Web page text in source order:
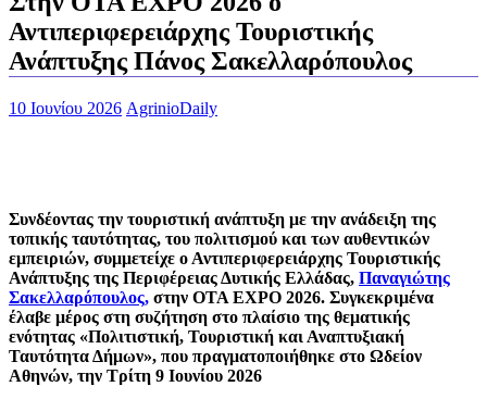
Αντιπεριφερειάρχης Τουριστικής
Ανάπτυξης Πάνος Σακελλαρόπουλος
10 Ιουνίου 2026 AgrinioDaily
Συνδέοντας την τουριστική ανάπτυξη με την ανάδειξη της
τοπικής ταυτότητας, του πολιτισμού και των αυθεντικών
εμπειριών, συμμετείχε ο Αντιπεριφερειάρχης Τουριστικής
Ανάπτυξης της Περιφέρειας Δυτικής Ελλάδας, Παναγιώτης
Σακελλαρόπουλος, στην OTA EXPO 2026. Συγκεκριμένα
έλαβε μέρος στη συζήτηση στο πλαίσιο της θεματικής
ενότητας «Πολιτιστική, Τουριστική και Αναπτυξιακή
Ταυτότητα Δήμων», που πραγματοποιήθηκε στο Ωδείον
Αθηνών, την Τρίτη 9 Ιουνίου 2026